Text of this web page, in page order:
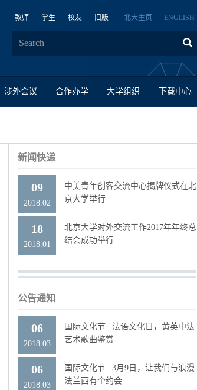
教师 学生 校友 旧版 北大主页 ENGLISH
涉外会议 合作办学 大学组织 下载中心
新闻快递
09
2018.02
中美青年创客交流中心揭牌仪式在北
京大学举行
18
2018.01
北京大学对外交流工作2017年年终总
结会成功举行
公告通知
06
2018.03
国际文化节 | 法语文化日，黄英中法
艺术歌曲鉴赏
06
2018.03
国际文化节 | 3月9日，让我们与浪漫
法兰西有个约会